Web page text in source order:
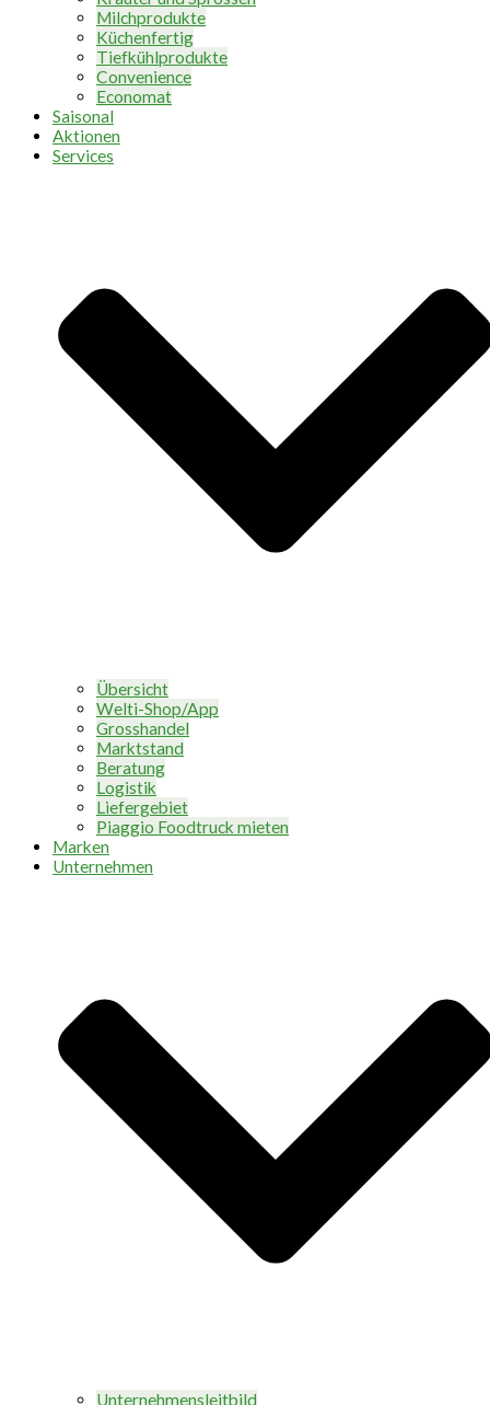
Milchprodukte
Küchenfertig
Tiefkühlprodukte
Convenience
Economat
Saisonal
Aktionen
Services
Übersicht
Welti-Shop/App
Grosshandel
Marktstand
Beratung
Logistik
Liefergebiet
Piaggio Foodtruck mieten
Marken
Unternehmen
Unternehmensleitbild